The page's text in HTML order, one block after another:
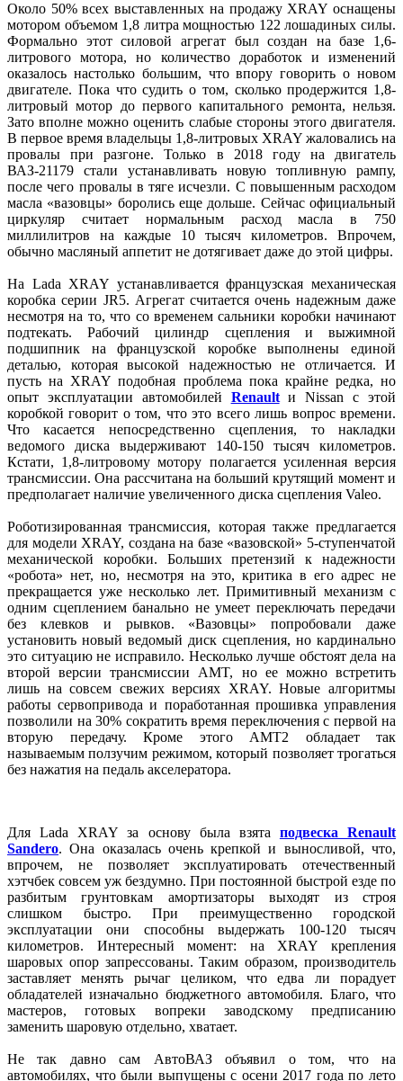
Около 50% всех выставленных на продажу XRAY оснащены
мотором объемом 1,8 литра мощностью 122 лошадиных силы.
Формально этот силовой агрегат был создан на базе 1,6-
литрового мотора, но количество доработок и изменений
оказалось настолько большим, что впору говорить о новом
двигателе. Пока что судить о том, сколько продержится 1,8-
литровый мотор до первого капитального ремонта, нельзя.
Зато вполне можно оценить слабые стороны этого двигателя.
В первое время владельцы 1,8-литровых XRAY жаловались на
провалы при разгоне. Только в 2018 году на двигатель
ВАЗ-21179 стали устанавливать новую топливную рампу,
после чего провалы в тяге исчезли. С повышенным расходом
масла «вазовцы» боролись еще дольше. Сейчас официальный
циркуляр считает нормальным расход масла в 750
миллилитров на каждые 10 тысяч километров. Впрочем,
обычно масляный аппетит не дотягивает даже до этой цифры.
На Lada XRAY устанавливается французская механическая
коробка серии JR5. Агрегат считается очень надежным даже
несмотря на то, что со временем сальники коробки начинают
подтекать. Рабочий цилиндр сцепления и выжимной
подшипник на французской коробке выполнены единой
деталью, которая высокой надежностью не отличается. И
пусть на XRAY подобная проблема пока крайне редка, но
опыт эксплуатации автомобилей Renaultи Nissan с этой
коробкой говорит о том, что это всего лишь вопрос времени.
Что касается непосредственно сцепления, то накладки
ведомого диска выдерживают 140-150 тысяч километров.
Кстати, 1,8-литровому мотору полагается усиленная версия
трансмиссии. Она рассчитана на больший крутящий момент и
предполагает наличие увеличенного диска сцепления Valeo.
Роботизированная трансмиссия, которая также предлагается
для модели XRAY, создана на базе «вазовской» 5-ступенчатой
механической коробки. Больших претензий к надежности
«робота» нет, но, несмотря на это, критика в его адрес не
прекращается уже несколько лет. Примитивный механизм с
одним сцеплением банально не умеет переключать передачи
без клевков и рывков. «Вазовцы» попробовали даже
установить новый ведомый диск сцепления, но кардинально
это ситуацию не исправило. Несколько лучше обстоят дела на
второй версии трансмиссии AMT, но ее можно встретить
лишь на совсем свежих версиях XRAY. Новые алгоритмы
работы сервопривода и поработанная прошивка управления
позволили на 30% сократить время переключения с первой на
вторую передачу. Кроме этого AMT2 обладает так
называемым ползучим режимом, который позволяет трогаться
без нажатия на педаль акселератора.
Для Lada XRAY за основу была взята подвеска Renault
Sandero. Она оказалась очень крепкой и выносливой, что,
впрочем, не позволяет эксплуатировать отечественный
хэтчбек совсем уж бездумно. При постоянной быстрой езде по
разбитым грунтовкам амортизаторы выходят из строя
слишком быстро. При преимущественно городской
эксплуатации они способны выдержать 100-120 тысяч
километров. Интересный момент: на XRAY крепления
шаровых опор запрессованы. Таким образом, производитель
заставляет менять рычаг целиком, что едва ли порадует
обладателей изначально бюджетного автомобиля. Благо, что
мастеров, готовых вопреки заводскому предписанию
заменить шаровую отдельно, хватает.
Не так давно сам АвтоВАЗ объявил о том, что на
автомобилях, что были выпущены с осени 2017 года по лето